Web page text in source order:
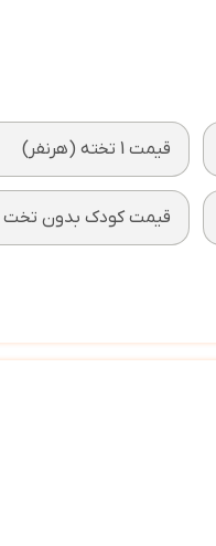
قیمت 1 تخته (هرنفر)
قیمت کودک بدون تخت